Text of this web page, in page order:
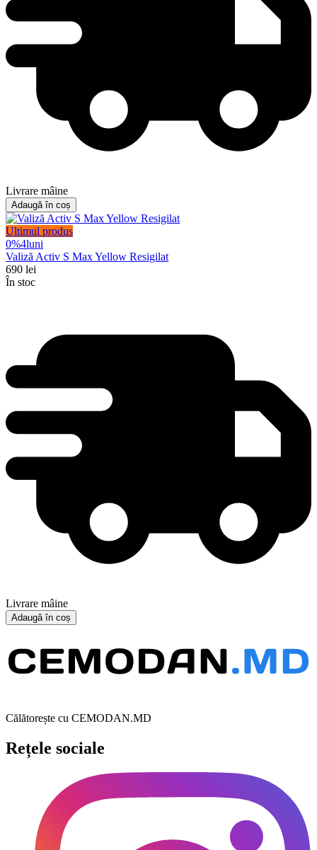
Livrare mâine
Adaugă în coș
Ultimul produs
0%4luni
Valiză Activ S Max Yellow Resigilat
690 lei
În stoc
Livrare mâine
Adaugă în coș
Călătorește cu CEMODAN.MD
Rețele sociale